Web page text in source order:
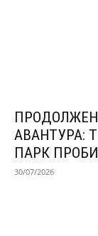
АВАНТУРА:
ПАРК
30/07/2026